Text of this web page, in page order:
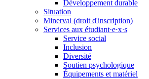
Développement durable
Situation
Minerval (droit d'inscription)
Services aux étudiant·e·x·s
Service social
Inclusion
Diversité
Soutien psychologique
Équipements et matériel